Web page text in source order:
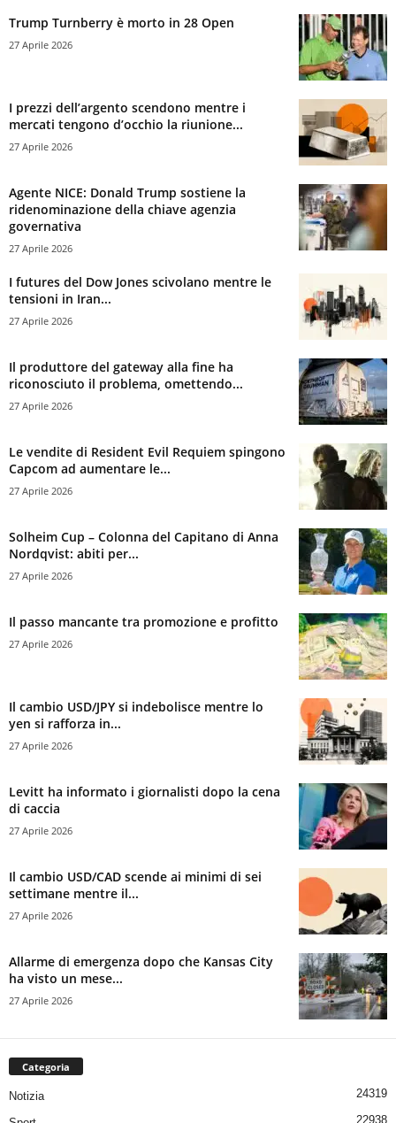
Trump Turnberry è morto in 28 Open
27 Aprile 2026
I prezzi dell’argento scendono mentre i
mercati tengono d’occhio la riunione...
27 Aprile 2026
Agente NICE: Donald Trump sostiene la
ridenominazione della chiave agenzia
governativa
27 Aprile 2026
I futures del Dow Jones scivolano mentre le
tensioni in Iran...
27 Aprile 2026
Il produttore del gateway alla fine ha
riconosciuto il problema, omettendo...
27 Aprile 2026
Le vendite di Resident Evil Requiem spingono
Capcom ad aumentare le...
27 Aprile 2026
Solheim Cup – Colonna del Capitano di Anna
Nordqvist: abiti per...
27 Aprile 2026
Il passo mancante tra promozione e profitto
27 Aprile 2026
Il cambio USD/JPY si indebolisce mentre lo
yen si rafforza in...
27 Aprile 2026
Levitt ha informato i giornalisti dopo la cena
di caccia
27 Aprile 2026
Il cambio USD/CAD scende ai minimi di sei
settimane mentre il...
27 Aprile 2026
Allarme di emergenza dopo che Kansas City
ha visto un mese...
27 Aprile 2026
Categoria
Notizia 24319
22938